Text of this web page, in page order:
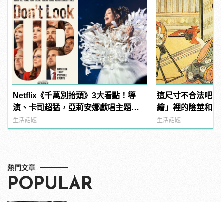
Netflix《千萬別抬頭》3大看點！導
演、卡司超猛，亞莉安娜獻唱主題
曲？ | manfashion這樣變型男
生活話題
這尺寸不合法吧
繪」裡的陰莖和
生活話題
熱門文章
POPULAR